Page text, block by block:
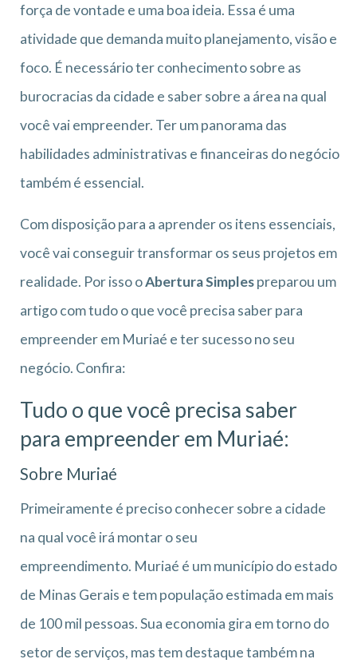
força de vontade e uma boa ideia. Essa é uma
atividade que demanda muito planejamento, visão e
foco. É necessário ter conhecimento sobre as
burocracias da cidade e saber sobre a área na qual
você vai empreender. Ter um panorama das
habilidades administrativas e financeiras do negócio
também é essencial.
Com disposição para a aprender os itens essenciais,
você vai conseguir transformar os seus projetos em
realidade. Por isso oAbertura Simplespreparou um
artigo com tudo o que você precisa saber para
empreender em Muriaé e ter sucesso no seu
negócio. Confira:
Tudo o que você precisa saber
para empreender em Muriaé:
Sobre Muriaé
Primeiramente é preciso conhecer sobre a cidade
na qual você irá montar o seu
empreendimento. Muriaé é um município do estado
de Minas Gerais e tem população estimada em mais
de 100 mil pessoas. Sua economia gira em torno do
setor de serviços, mas tem destaque também na